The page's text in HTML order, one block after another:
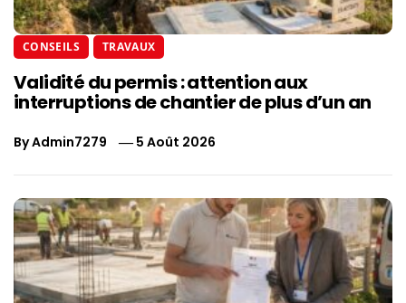
CONSEILS TRAVAUX
Validité du permis : attention aux
interruptions de chantier de plus d’un an
ByAdmin7279 5 Août 2026